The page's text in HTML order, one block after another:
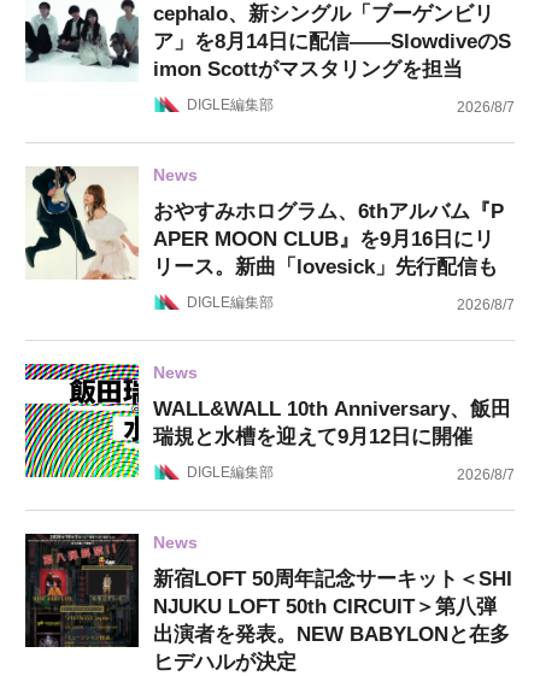
cephalo、新シングル「ブーゲンビリ
ア」を8月14日に配信——SlowdiveのS
imon Scottがマスタリングを担当
DIGLE編集部 2026/8/7
News
おやすみホログラム、6thアルバム『P
APER MOON CLUB』を9月16日にリ
リース。新曲「lovesick」先行配信も
DIGLE編集部 2026/8/7
News
WALL&WALL 10th Anniversary、飯田
瑞規と水槽を迎えて9月12日に開催
DIGLE編集部 2026/8/7
News
新宿LOFT 50周年記念サーキット＜SHI
NJUKU LOFT 50th CIRCUIT＞第八弾
出演者を発表。NEW BABYLONと在多
ヒデハルが決定